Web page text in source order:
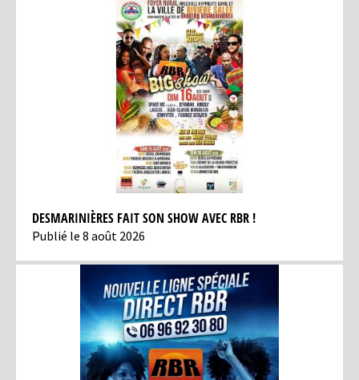
DESMARINIÈRES FAIT SON SHOW AVEC RBR !
Publié le 8 août 2026